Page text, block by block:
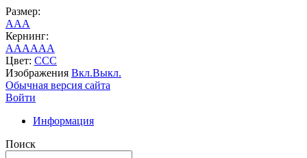
Размер:
AAA
Кернинг:
AAAAAA
Цвет: CCC
Изображения Вкл.Выкл.
Обычная версия сайта
Войти
Информация
Поиск